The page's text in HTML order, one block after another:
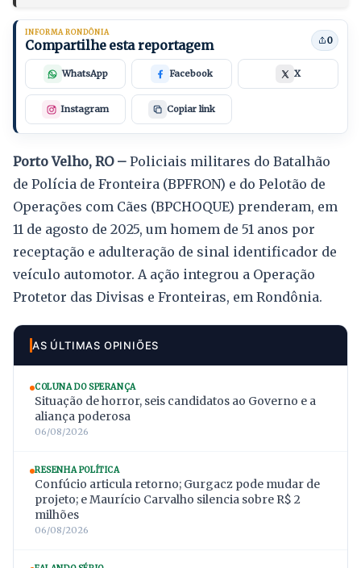
INFORMA RONDÔNIA
Compartilhe esta reportagem 0
WhatsApp Facebook X
Instagram Copiar link
Porto Velho, RO – Policiais militares do Batalhão
de Polícia de Fronteira (BPFRON) e do Pelotão de
Operações com Cães (BPCHOQUE) prenderam, em
11 de agosto de 2025, um homem de 51 anos por
receptação e adulteração de sinal identificador de
veículo automotor. A ação integrou a Operação
Protetor das Divisas e Fronteiras, em Rondônia.
AS ÚLTIMAS OPINIÕES
COLUNA DO SPERANÇA
Situação de horror, seis candidatos ao Governo e a
aliança poderosa
06/08/2026
RESENHA POLÍTICA
Confúcio articula retorno; Gurgacz pode mudar de
projeto; e Maurício Carvalho silencia sobre R$ 2
milhões
06/08/2026